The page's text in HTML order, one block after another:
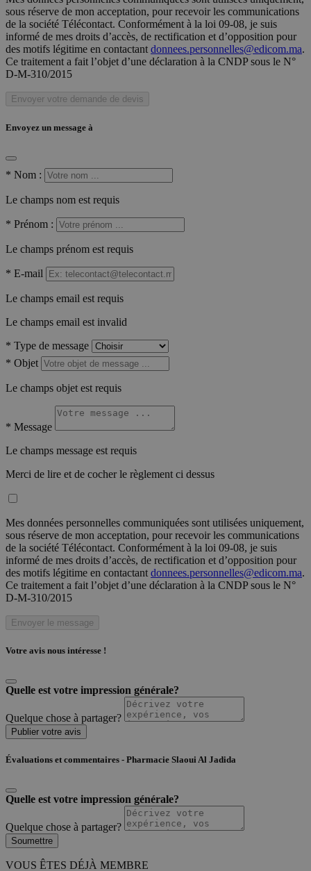
sous réserve de mon acceptation, pour recevoir les communications
de la société Télécontact. Conformément à la loi 09-08, je suis
informé de mes droits d’accès, de rectification et d’opposition pour
des motifs légitime en contactant donnees.personnelles@edicom.ma.
Ce traitement a fait l’objet d’une déclaration à la CNDP sous le N°
D-M-310/2015
Envoyer votre demande de devis
Envoyez un message à
* Nom :
Le champs nom est requis
* Prénom :
Le champs prénom est requis
* E-mail
Le champs email est requis
Le champs email est invalid
* Type de message
* Objet
Le champs objet est requis
* Message
Le champs message est requis
Merci de lire et de cocher le règlement ci dessus
Mes données personnelles communiquées sont utilisées uniquement,
sous réserve de mon acceptation, pour recevoir les communications
de la société Télécontact. Conformément à la loi 09-08, je suis
informé de mes droits d’accès, de rectification et d’opposition pour
des motifs légitime en contactant donnees.personnelles@edicom.ma.
Ce traitement a fait l’objet d’une déclaration à la CNDP sous le N°
D-M-310/2015
Envoyer le message
Votre avis nous intéresse !
Quelle est votre impression générale?
Quelque chose à partager?
Publier votre avis
Évaluations et commentaires - Pharmacie Slaoui Al Jadida
Quelle est votre impression générale?
Quelque chose à partager?
Soumettre
VOUS ÊTES DÉJÀ MEMBRE